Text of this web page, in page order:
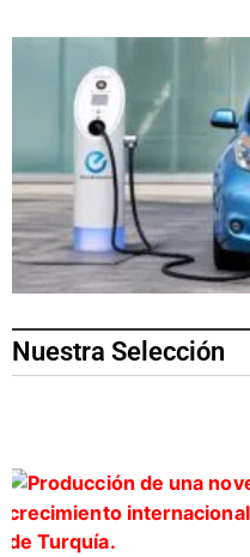
Nuestra Selección